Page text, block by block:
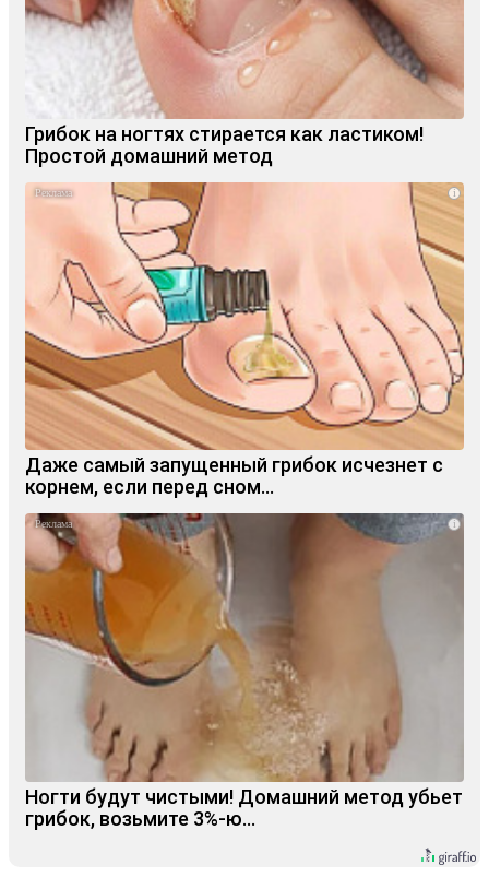
Грибок на ногтях стирается как ластиком!
Простой домашний метод
i
Даже самый запущенный грибок исчезнет с
корнем, если перед сном…
i
Ногти будут чистыми! Домашний метод убьет
грибок, возьмите 3%-ю…